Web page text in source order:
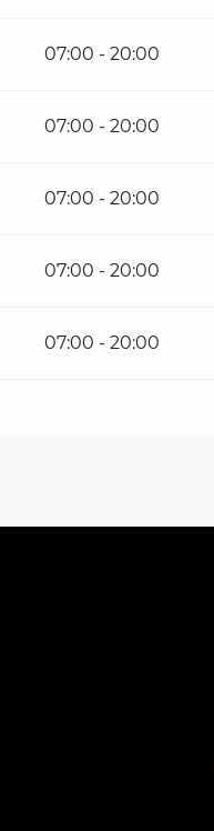
07:00 - 20:00
07:00 - 20:00
07:00 - 20:00
07:00 - 20:00
07:00 - 20:00